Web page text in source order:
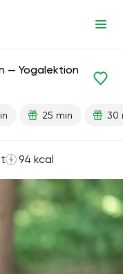
— Yogalektion
25 min 30
94 kcal